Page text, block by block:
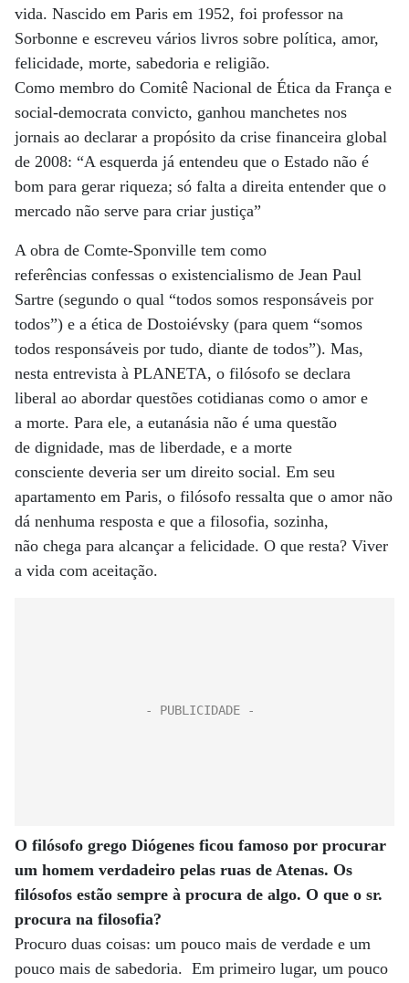
vida. Nascido em Paris em 1952, foi professor na
Sorbonne e escreveu vários livros sobre política, amor,
felicidade, morte, sabedoria e religião.
Como membro do Comitê Nacional de Ética da França e
social-democrata convicto, ganhou manchetes nos
jornais ao declarar a propósito da crise financeira global
de 2008: “A esquerda já entendeu que o Estado não é
bom para gerar riqueza; só falta a direita entender que o
mercado não serve para criar justiça”
A obra de Comte-Sponville tem como
referências confessas o existencialismo de Jean Paul
Sartre (segundo o qual “todos somos responsáveis por
todos”) e a ética de Dostoiévsky (para quem “somos
todos responsáveis por tudo, diante de todos”). Mas,
nesta entrevista à PLANETA, o filósofo se declara
liberal ao abordar questões cotidianas como o amor e
a morte. Para ele, a eutanásia não é uma questão
de dignidade, mas de liberdade, e a morte
consciente deveria ser um direito social. Em seu
apartamento em Paris, o filósofo ressalta que o amor não
dá nenhuma resposta e que a filosofia, sozinha,
não chega para alcançar a felicidade. O que resta? Viver
a vida com aceitação.
O filósofo grego Diógenes ficou famoso por procurar
um homem verdadeiro pelas ruas de Atenas. Os
filósofos estão sempre à procura de algo. O que o sr.
procura na filosofia?
Procuro duas coisas: um pouco mais de verdade e um
pouco mais de sabedoria. Em primeiro lugar, um pouco